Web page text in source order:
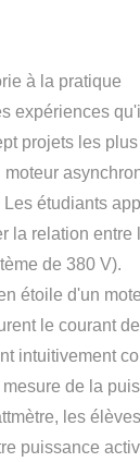
à la pratique
expériences
projets les
étudiants
la relation
de 380 V).
étoile d'un
le courant
intuitivement
de la
les
puissance